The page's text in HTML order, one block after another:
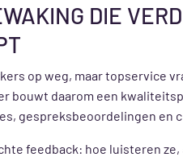
DIE
op weg, maar topservice
bouwt daarom een
gespreksbeoordelingen en
feedback: hoe luisteren ze,